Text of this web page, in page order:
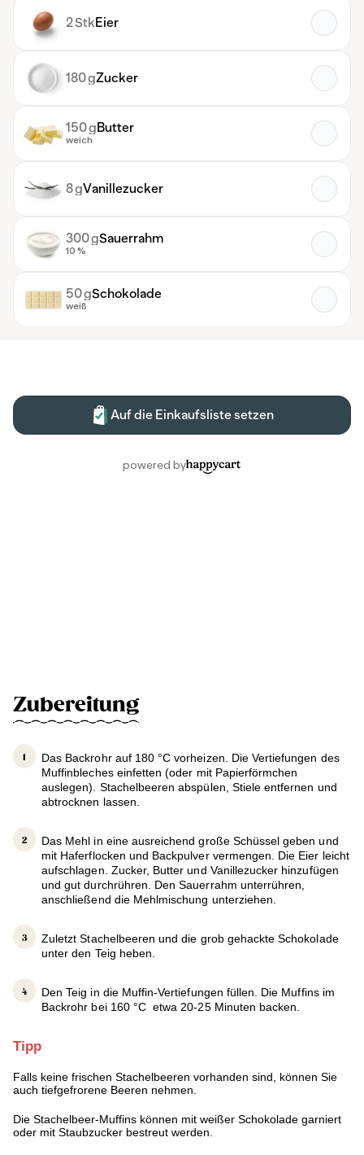
Zubereitung
Das Backrohr auf 180 °C vorheizen. Die Vertiefungen des
Muffinbleches einfetten (oder mit Papierförmchen
auslegen). Stachelbeeren abspülen, Stiele entfernen und
abtrocknen lassen.
Das Mehl in eine ausreichend große Schüssel geben und
mit Haferflocken und Backpulver vermengen. Die Eier leicht
aufschlagen. Zucker, Butter und Vanillezucker hinzufügen
und gut durchrühren. Den Sauerrahm unterrühren,
anschließend die Mehlmischung unterziehen.
Zuletzt Stachelbeeren und die grob gehackte Schokolade
unter den Teig heben.
Den Teig in die Muffin-Vertiefungen füllen. Die Muffins im
Backrohr bei 160 °C etwa 20-25 Minuten backen.
Tipp
Falls keine frischen Stachelbeeren vorhanden sind, können Sie
auch tiefgefrorene Beeren nehmen.
Die Stachelbeer-Muffins können mit weißer Schokolade garniert
oder mit Staubzucker bestreut werden.